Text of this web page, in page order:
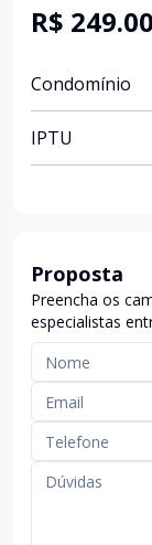
R$
Condomínio
IPTU
Proposta
Preencha os
especialistas